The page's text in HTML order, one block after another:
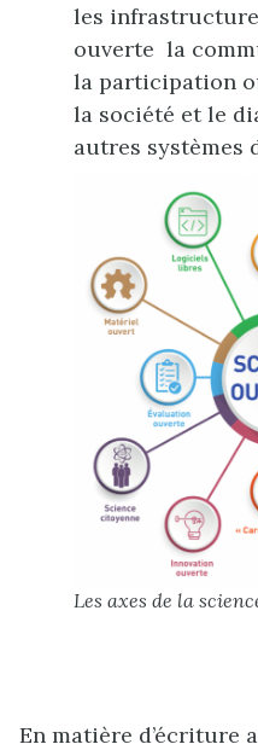
les
ouverte la
la participation
la société et le
autres systèmes
Les axes de la
En matière d’écriture